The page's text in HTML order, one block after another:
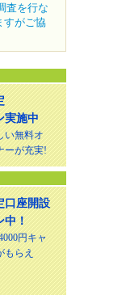
査を行な
すがご協
実施中
い無料オ
ーが充実!
口座開設
！
円キャ
もらえ